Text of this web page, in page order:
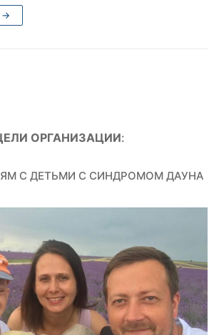
→
ОРГАНИЗАЦИИ:
С ДЕТЬМИ С СИНДРОМОМ ДАУНА